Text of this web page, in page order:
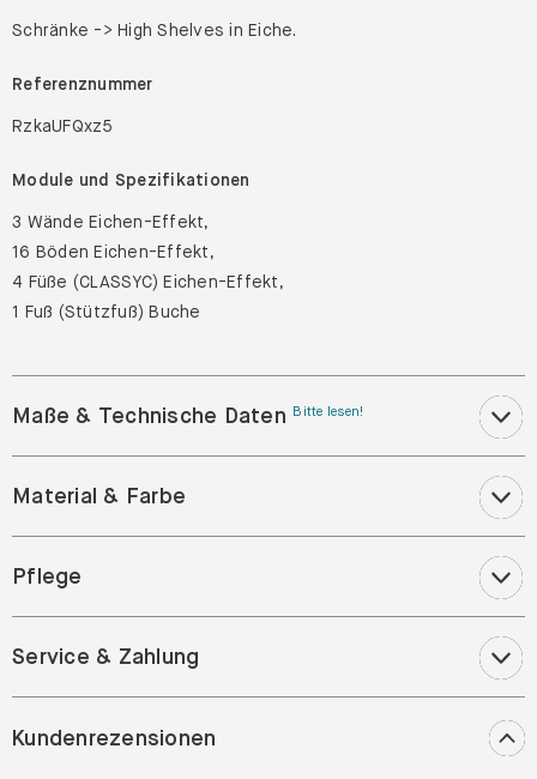
Schränke -> High Shelves in Eiche.
Referenznummer
RzkaUFQxz5
Module und Spezifikationen
3 Wände Eichen-Effekt,
16 Böden Eichen-Effekt,
4 Füße (CLASSYC) Eichen-Effekt,
1 Fuß (Stützfuß) Buche
Maße & Technische Daten Bitte lesen!
Material & Farbe
Pflege
Service & Zahlung
Kundenrezensionen